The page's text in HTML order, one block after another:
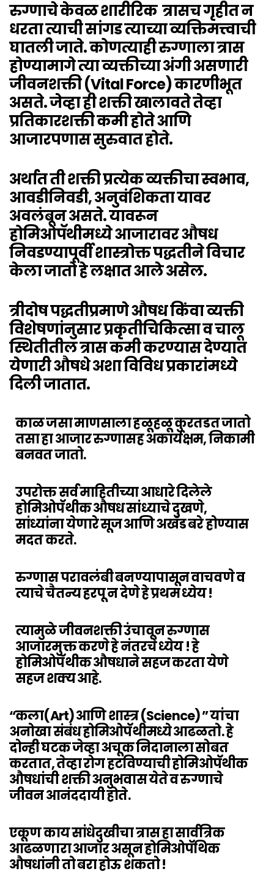
रुग्णाचे केवळ शारीरिक त्रासच गृहीत न
धरता त्याची सांगड त्याच्या व्यक्तिमत्त्वाची
घातली जाते. कोणत्याही रुग्णाला त्रास
होण्यामागे त्या व्यक्तीच्या अंगी असणारी
जीवनशक्ती (Vital Force) कारणीभूत
असते. जेव्हा ही शक्ती खIलावते तेव्हा
प्रतिकारशक्ती कमी होते आणि
आजारपणास सुरुवात होते.
अर्थात ती शक्ती प्रत्येक व्यक्तीचा स्वभाव,
आवडीनिवडी, अनुवंशिकता यावर
अवलंबून असते. यावरून
होमिओपॅथीमध्ये आजारावर औषध
निवडण्यापूर्वी शास्त्रोक्त पद्धतीने विचार
केला जातो हे लक्षात आले असेल.
त्रीदोष पद्धतीप्रमाणे औषध किंवा व्यक्ती
विशेषणांनुसार प्रकृतीचिकित्सा व चालू
स्थितीतील त्रास कमी करण्यास देण्यात
येणारी औषधे अशा विविध प्रकारांमध्ये
दिली जातात.
काळ जसा माणसाला हळूहळू कुरतडत जातो
तसा हा आजार रुग्णासह अकार्यक्षम, निकामी
बनवत जातो.
उपरोक्त सर्व माहितीच्या आधारे दिलेले
होमिओपॅथीक औषध सांध्याचे दुखणे,
सांध्यांना येणारे सूज आणि अखंड बरे होण्यास
मदत करते.
रुग्णास परावलंबी बनण्यापासून वाचवणे व
त्याचे चैतन्य हरपू न देणे हे प्रथम ध्येय !
त्यामुळे जीवनशक्ती उंचावून रुग्णास
आजारमुक्त करणे हे नंतरचे ध्येय ! हे
होमिओपॅथीक औषधाने सहज करता येणे
सहज शक्य आहे.
“कला(Art) आणि शास्त्र (Science) ” यांचा
अनोखा संबंध होमिओपॅथीमध्ये आढळतो. हे
दोन्ही घटक जेव्हा अचूक निदानाला सोबत
करतात, तेव्हा रोग हटविण्याची होमिओपॅथीक
औषधांची शक्ती अनुभवास येते व रुग्णाचे
जीवन आनंददायी होते.
एकूण काय सांधेदुखीचा त्रास हा सार्वत्रिक
आढळणारा आजार असून होमिओपॅथिक
औषधांनी तो बरा होऊ शकतो !